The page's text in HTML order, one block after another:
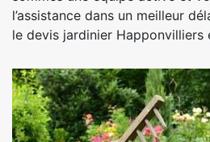
l’assistance dans un meilleur
le devis jardinier Happonvilliers